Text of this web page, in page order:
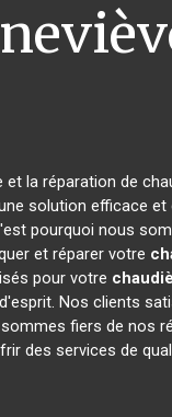
la réparation de
solution efficace et
pourquoi nous
et réparer votre
pour votre
Nos clients
fiers de nos
des services de